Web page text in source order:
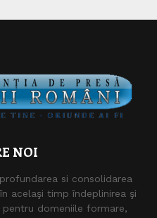
NOI
si consolidarea
acelaşi timp îndeplinirea şi
domeniile formare,